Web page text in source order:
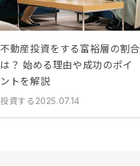
不動産投資をする富裕層の割合
は？ 始める理由や成功のポイ
ントを解説
投資する 2025.07.14